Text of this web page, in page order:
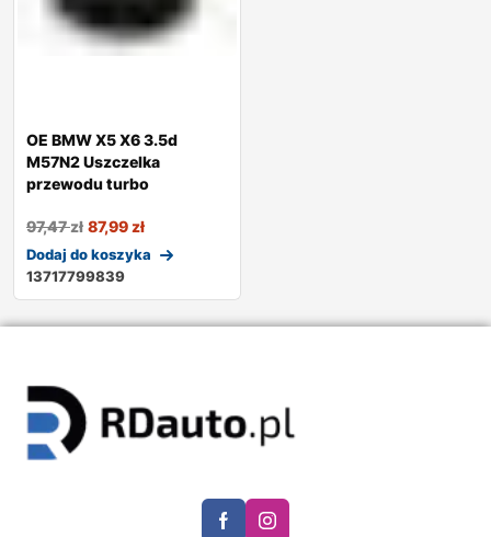
OE BMW X5 X6 3.5d
M57N2 Uszczelka
przewodu turbo
97,47zł 87,99zł
Dodaj do koszyka
13717799839